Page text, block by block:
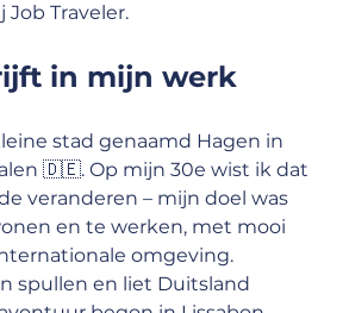
Job Traveler.
in mijn werk
stad genaamd Hagen in
🇩🇪. Op mijn 30e wist ik dat
veranderen – mijn doel was
en te werken, met mooi
omgeving.
spullen en liet Duitsland